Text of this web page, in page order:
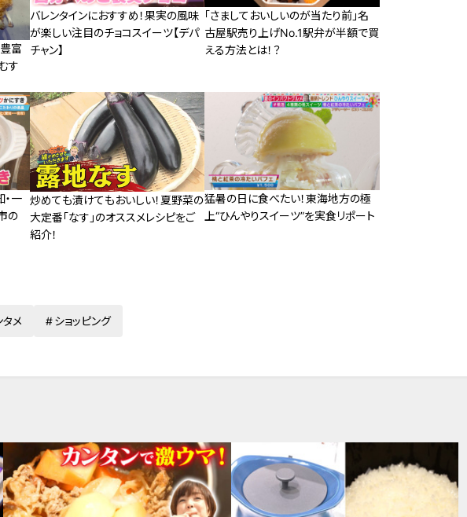
富
す
バレンタインにおすすめ！果実の風味
が楽しい注目のチョコスイーツ【デパ
チャン】
「さましておいしいのが当たり前」名
古屋駅売り上げNo.1駅弁が半額で買
える方法とは！？
・一
の
炒めても漬けてもおいしい！夏野菜の
大定番「なす」のオススメレシピをご
紹介！
猛暑の日に食べたい！東海地方の極
上“ひんやりスイーツ”を実食リポート
タメ ショッピング